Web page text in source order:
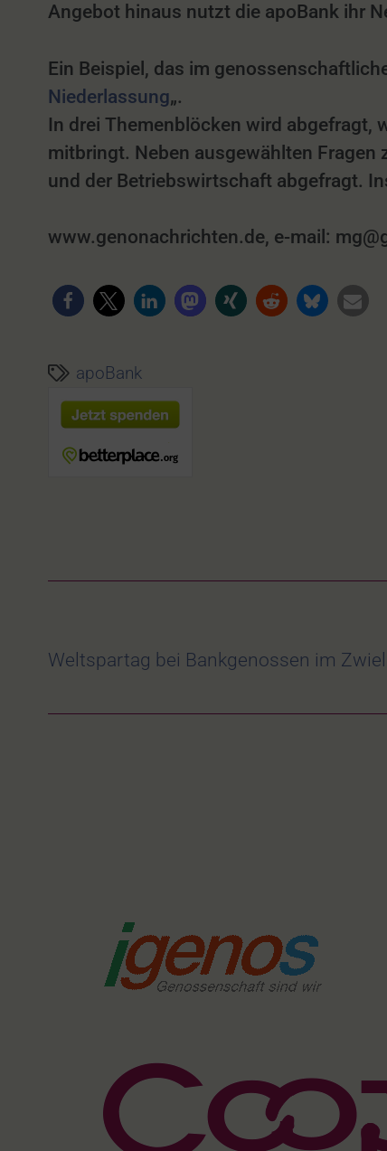
Angebot hinaus nutzt die apoBank ihr
Ein Beispiel, das im
Niederlassung„.
In drei Themenblöcken wird abgefragt,
mitbringt. Neben ausgewählten Fragen
und der Betriebswirtschaft abgefragt.
www.genonachrichten.de, e-mail:
apoBank
Weltspartag bei Bankgenossen im